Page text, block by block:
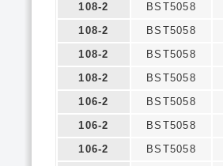
108-2
BST5058
108-2
BST5058
108-2
BST5058
108-2
BST5058
106-2
BST5058
106-2
BST5058
106-2
BST5058